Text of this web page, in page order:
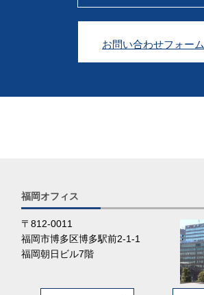
お問い合わせフォーム
福岡オフィス
〒812-0011
福岡市博多区博多駅前2-1-1
福岡朝日ビル7階